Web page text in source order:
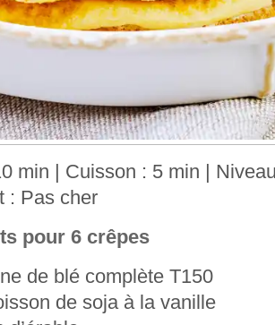
min | Cuisson : 5 min |
: Pas cher
pour 6 crêpes
de blé complète T150
de soja à la vanille